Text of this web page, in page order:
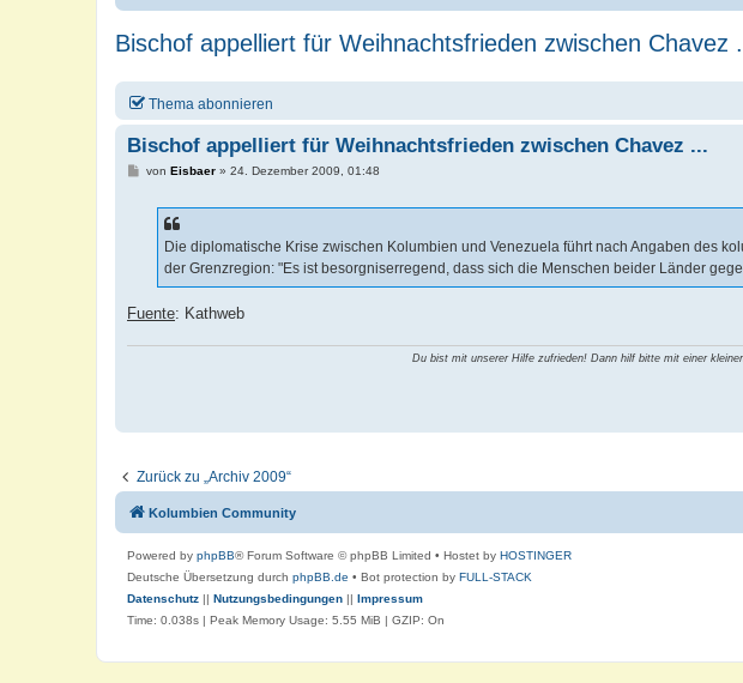
Bischof appelliert für Weihnachtsfrieden zwischen Chavez
Thema abonnieren
Bischof appelliert für Weihnachtsfrieden zwischen Chavez ...
Bvon Eisbaer» 24. Dezember 2009, 01:48
Die diplomatische Krise zwischen Kolumbien und Venezuela führt nach Angaben des
der Grenzregion: "Es ist besorgniserregend, dass sich die Menschen beider Länder
Fuente: Kathweb
Du bist mit unserer Hilfe zufrieden! Dann hilf bitte mit einer
Zurück zu „Archiv 2009“
Kolumbien Community
Powered by phpBB® Forum Software © phpBB Limited • Hostet by HOSTINGER
Deutsche Übersetzung durch phpBB.de • Bot protection by FULL-STACK
Datenschutz || Nutzungsbedingungen || Impressum
Time: 0.038s | Peak Memory Usage: 5.55 MiB | GZIP: On